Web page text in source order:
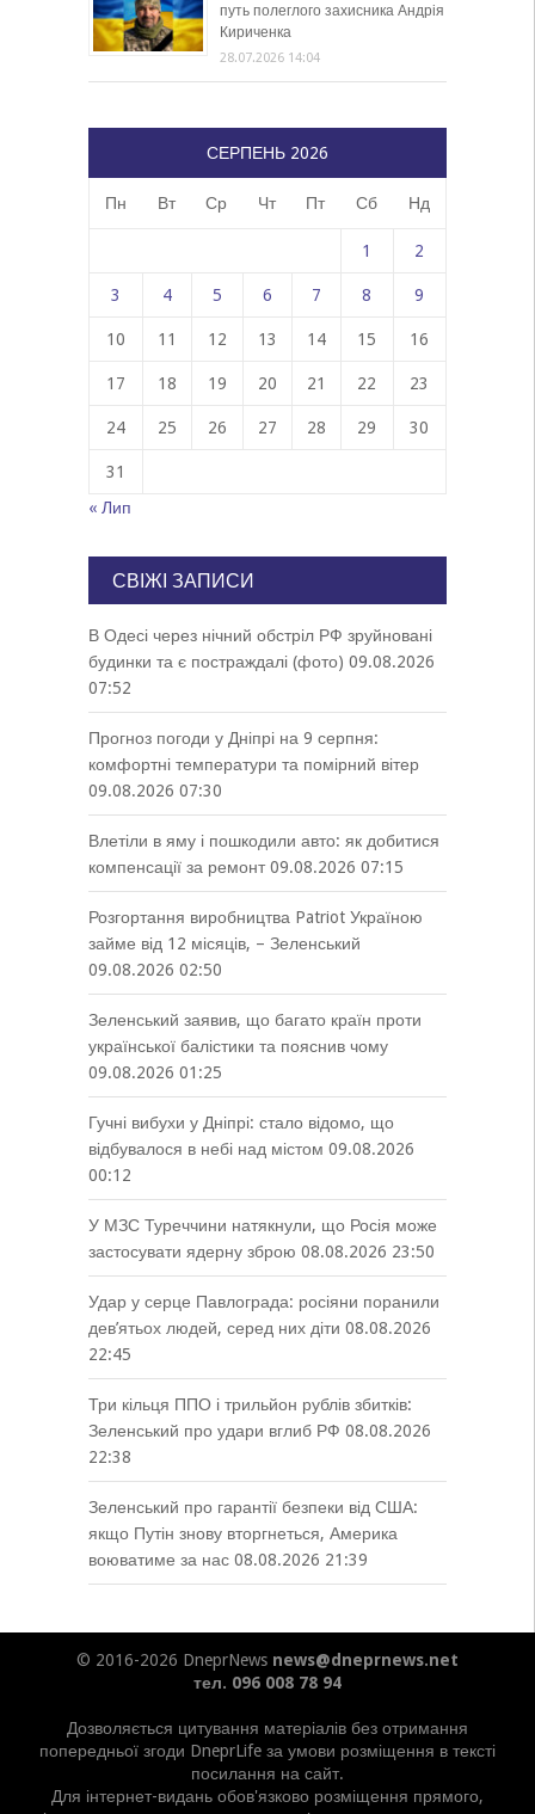
путь полеглого захисника Андрія
Кириченка
28.07.2026 14:04
СЕРПЕНЬ 2026
Пн Вт Ср Чт Пт Сб Нд
1 2
3 4 5 6 7 8 9
10 11 12 13 14 15 16
17 18 19 20 21 22 23
24 25 26 27 28 29 30
31
« Лип
СВІЖІ ЗАПИСИ
В Одесі через нічний обстріл РФ зруйновані
будинки та є постраждалі (фото) 09.08.2026
07:52
Прогноз погоди у Дніпрі на 9 серпня:
комфортні температури та помірний вітер
09.08.2026 07:30
Влетіли в яму і пошкодили авто: як добитися
компенсації за ремонт 09.08.2026 07:15
Розгортання виробництва Patriot Україною
займе від 12 місяців, – Зеленський
09.08.2026 02:50
Зеленський заявив, що багато країн проти
української балістики та пояснив чому
09.08.2026 01:25
Гучні вибухи у Дніпрі: стало відомо, що
відбувалося в небі над містом 09.08.2026
00:12
У МЗС Туреччини натякнули, що Росія може
застосувати ядерну зброю 08.08.2026 23:50
Удар у серце Павлограда: росіяни поранили
дев’ятьох людей, серед них діти 08.08.2026
22:45
Три кільця ППО і трильйон рублів збитків:
Зеленський про удари вглиб РФ 08.08.2026
22:38
Зеленський про гарантії безпеки від США:
якщо Путін знову вторгнеться, Америка
воюватиме за нас 08.08.2026 21:39
© 2016-2026 DneprNews news@dneprnews.net
тел. 096 008 78 94
Дозволяється цитування матеріалів без отримання
попередньої згоди DneprLife за умови розміщення в тексті
посилання на сайт.
Для інтернет-видань обов'язково розміщення прямого,